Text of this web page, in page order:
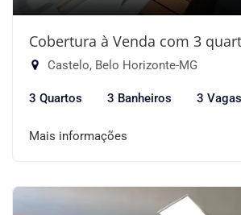
Cobertura à Venda com 3
Castelo, Belo Horizonte-MG
3 Quartos 3 Banheiros 3 Vagas
Mais informações